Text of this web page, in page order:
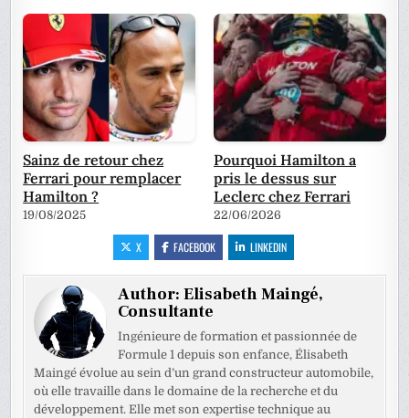
Sainz de retour chez
Ferrari pour remplacer
Hamilton ?
19/08/2025
Pourquoi Hamilton a
pris le dessus sur
Leclerc chez Ferrari
22/06/2026
X FACEBOOK LINKEDIN
Author:Elisabeth Maingé,
Consultante
Ingénieure de formation et passionnée de
Formule 1 depuis son enfance, Élisabeth
Maingé évolue au sein d’un grand constructeur automobile,
où elle travaille dans le domaine de la recherche et du
développement. Elle met son expertise technique au